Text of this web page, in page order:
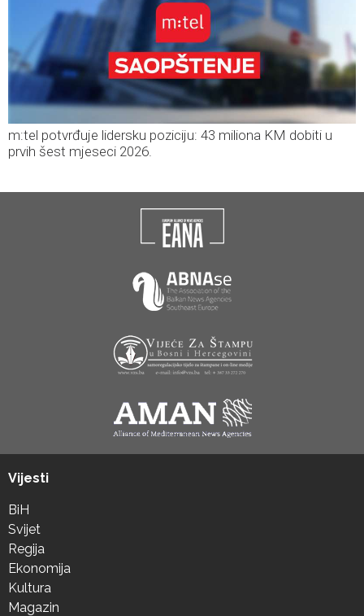
m:tel potvrđuje lidersku poziciju: 43 miliona KM dobiti u
prvih šest mjeseci 2026.
Vijesti
BiH
Svijet
Regija
Ekonomija
Kultura
Magazin